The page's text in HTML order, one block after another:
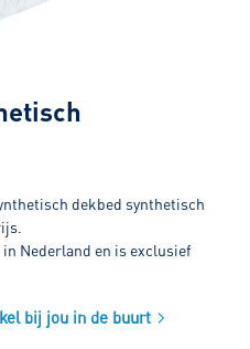
dekbed synthetisch
Nederland en is exclusief
bij jou in de buurt